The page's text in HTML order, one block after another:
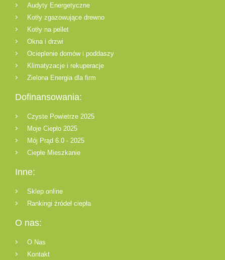
Audyty Energetyczne
Kotły zgazowujące drewno
Kotły na pellet
Okna i drzwi
Ocieplenie domów i poddaszy
Klimatyzacje i rekuperacje
Zielona Energia dla firm
Dofinansowania:
Czyste Powietrze 2025
Moje Ciepło 2025
Mój Prąd 6.0 - 2025
Ciepłe Mieszkanie
Inne:
Sklep online
Rankingi źródeł ciepła
O nas:
O Nas
Kontakt